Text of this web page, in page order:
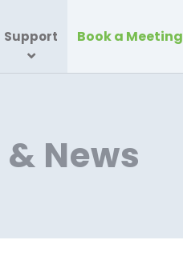
Support Book a Meeting
News